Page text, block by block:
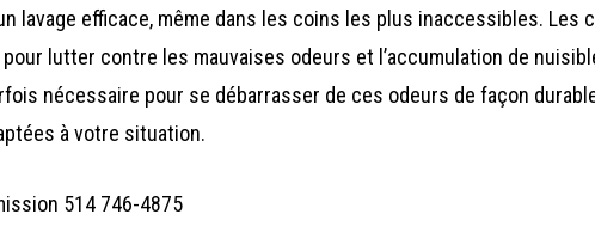
lavage efficace, même dans les coins les plus inaccessibles. Les
lutter contre les mauvaises odeurs et l’accumulation de
nécessaire pour se débarrasser de ces odeurs de façon
à votre situation.
514 746-4875